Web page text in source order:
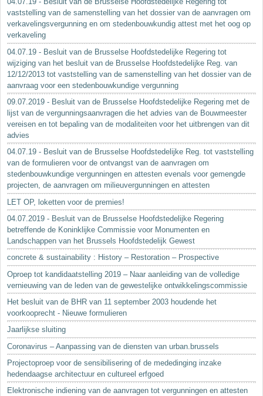
vaststelling van de samenstelling van het dossier van de aanvragen om
verkavelingsvergunning en om stedenbouwkundig attest met het oog op
verkaveling
04.07.19 - Besluit van de Brusselse Hoofdstedelijke Regering tot
wijziging van het besluit van de Brusselse Hoofdstedelijke Reg. van
12/12/2013 tot vaststelling van de samenstelling van het dossier van de
aanvraag voor een stedenbouwkundige vergunning
09.07.2019 - Besluit van de Brusselse Hoofdstedelijke Regering met de
lijst van de vergunningsaanvragen die het advies van de Bouwmeester
vereisen en tot bepaling van de modaliteiten voor het uitbrengen van dit
advies
04.07.19 - Besluit van de Brusselse Hoofdstedelijke Reg. tot vaststelling
van de formulieren voor de ontvangst van de aanvragen om
stedenbouwkundige vergunningen en attesten evenals voor gemengde
projecten, de aanvragen om milieuvergunningen en attesten
LET OP, loketten voor de premies!
04.07.2019 - Besluit van de Brusselse Hoofdstedelijke Regering
betreffende de Koninklijke Commissie voor Monumenten en
Landschappen van het Brussels Hoofdstedelijk Gewest
concrete & sustainability : History – Restoration – Prospective
Oproep tot kandidaatstelling 2019 – Naar aanleiding van de volledige
vernieuwing van de leden van de gewestelijke ontwikkelingscommissie
Het besluit van de BHR van 11 september 2003 houdende het
voorkooprecht - Nieuwe formulieren
Jaarlijkse sluiting
Coronavirus – Aanpassing van de diensten van urban.brussels
Projectoproep voor de sensibilisering of de mededinging inzake
hedendaagse architectuur en cultureel erfgoed
Elektronische indiening van de aanvragen tot vergunningen en attesten